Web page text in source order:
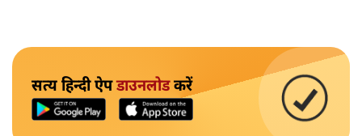
सत्य हिन्दी ऐपडाउनलोडकरें